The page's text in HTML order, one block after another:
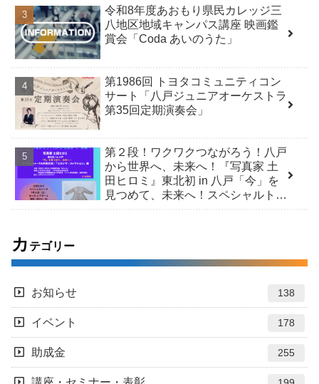
令和8年度あおもり県民カレッジ三
八地区地域キャンパス講座 映画鑑
賞会「Coda あいのうた」
第1986回 トヨタコミュニティコン
サート「八戸ジュニアオーケストラ
第35回定期演奏会」
第２段！ワクワクつながろう！八戸
から世界へ、未来へ！『写真家 土
田ヒロミ』東北初 in 八戸「今」を
見つめて、未来へ！スペシャルトー
カ テゴリー
お知らせ 138
イベント 178
助成金 255